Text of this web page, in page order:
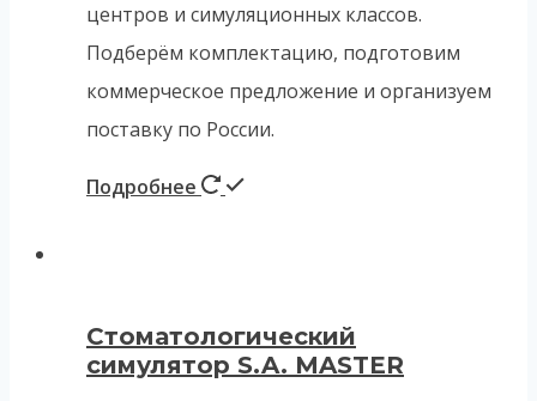
центров и симуляционных классов.
Подберём комплектацию, подготовим
коммерческое предложение и организуем
поставку по России.
Подробнее
Стоматологический
симулятор S.A. MASTER